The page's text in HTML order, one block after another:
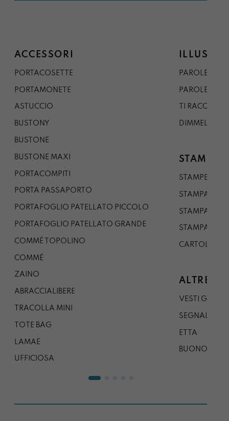
ACCESSORI
PORTACOSETTE
PORTAMONETE
ASTUCCIO
BUSTONY
BUSTONE
BUSTONE MAXI
PORTACOMPITI
PORTA PASSAPORTO
PORTAFOGLIO PATELLATO PICCOLO
PORTAFOGLIO PATELLATO GRANDE
COMMÉ TOPOLINO
COMMÉ
ZAINO
ABRACCIALIBERE
TRACOLLA MINI
TOTE BAG
LAMAE
UFFICIOSA
PAROLE DAL
PAROLE DA
TI
DIMMELO
STAMPE
STAMPE A5
STAMPA A3
STAMPA A1
STAMPA A0
CARTOLINA
ALTRE
VESTI
SEGNALIBRO
ETTA
BUONO